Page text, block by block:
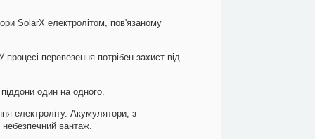
SolarX електролітом, пов'язаному
перевезення потрібен захист від
один на одного.
електроліту. Акумулятори, з
вантаж.